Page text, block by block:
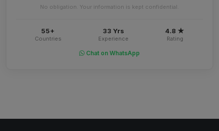
No obligation. Your information is kept confidential.
55+
Countries
33 Yrs
Experience
4.8 ★
Rating
Chat on WhatsApp